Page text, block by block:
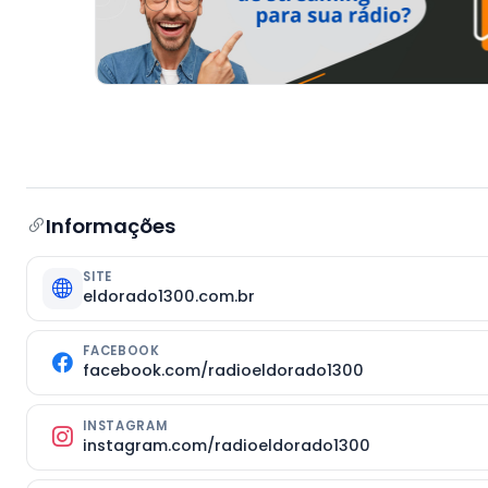
Informações
SITE
eldorado1300.com.br
FACEBOOK
facebook.com/radioeldorado1300
INSTAGRAM
instagram.com/radioeldorado1300